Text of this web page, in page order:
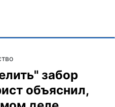
забор
объяснил,